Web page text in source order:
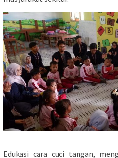
Edukasi cara cuci tangan,